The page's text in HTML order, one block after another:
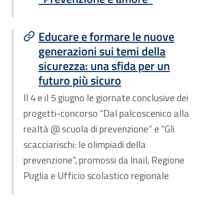
Educare e formare le nuove
generazioni sui temi della
sicurezza: una sfida per un
futuro più sicuro
Il 4 e il 5 giugno le giornate conclusive dei
progetti-concorso “Dal palcoscenico alla
realtà @ scuola di prevenzione” e “Gli
scacciarischi: le olimpiadi della
prevenzione”, promossi da Inail, Regione
Puglia e Ufficio scolastico regionale